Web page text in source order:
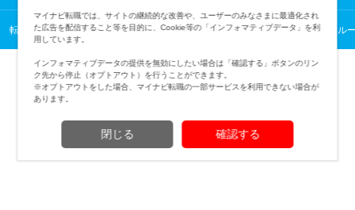
転職TOP 営業から探す 営業の転職・求人情報一覧 営業・代理店営業・ル
(c) Mynavi Corporation
マイナビ転職では、サイトの継続的な改善や、ユーザーのみなさまに最適化され
た広告を配信すること等を目的に、Cookie等の「インフォマティブデータ」を利
用しています。
インフォマティブデータの提供を無効にしたい場合は「確認する」ボタンのリン
ク先から停止（オプトアウト）を行うことができます。
※オプトアウトをした場合、マイナビ転職の一部サービスを利用できない場合が
あります。
閉じる 確認する